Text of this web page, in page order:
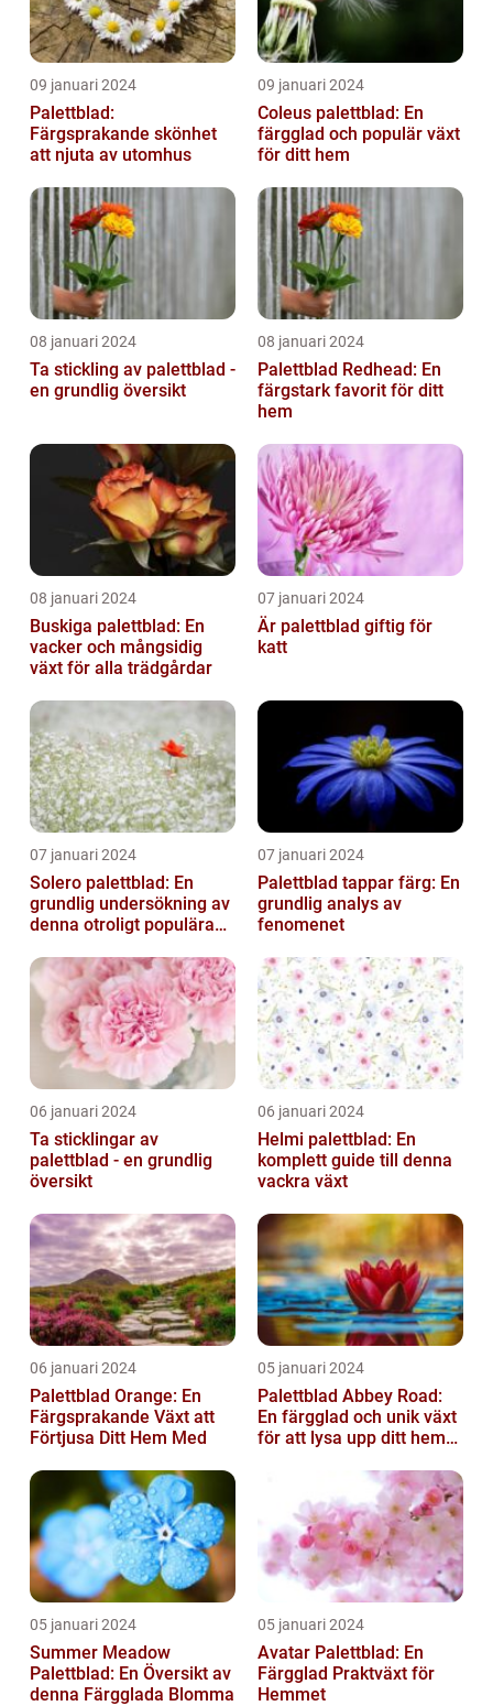
09 januari 2024
Palettblad:
Färgsprakande skönhet
att njuta av utomhus
09 januari 2024
Coleus palettblad: En
färgglad och populär växt
för ditt hem
08 januari 2024
Ta stickling av palettblad -
en grundlig översikt
08 januari 2024
Palettblad Redhead: En
färgstark favorit för ditt
hem
08 januari 2024
Buskiga palettblad: En
vacker och mångsidig
växt för alla trädgårdar
07 januari 2024
Är palettblad giftig för
katt
07 januari 2024
Solero palettblad: En
grundlig undersökning av
denna otroligt populära
07 januari 2024
Palettblad tappar färg: En
grundlig analys av
fenomenet
06 januari 2024
Ta sticklingar av
palettblad - en grundlig
översikt
06 januari 2024
Helmi palettblad: En
komplett guide till denna
vackra växt
06 januari 2024
Palettblad Orange: En
Färgsprakande Växt att
Förtjusa Ditt Hem Med
05 januari 2024
Palettblad Abbey Road:
En färgglad och unik växt
för att lysa upp ditt hem
05 januari 2024
Summer Meadow
Palettblad: En Översikt av
denna Färgglada Blomma
05 januari 2024
Avatar Palettblad: En
Färgglad Praktväxt för
Hemmet